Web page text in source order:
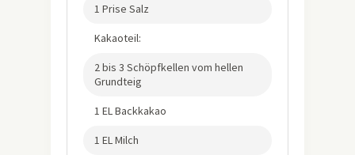
1 Prise Salz
Kakaoteil:
2 bis 3 Schöpfkellen vom hellen
Grundteig
1 EL Backkakao
1 EL Milch